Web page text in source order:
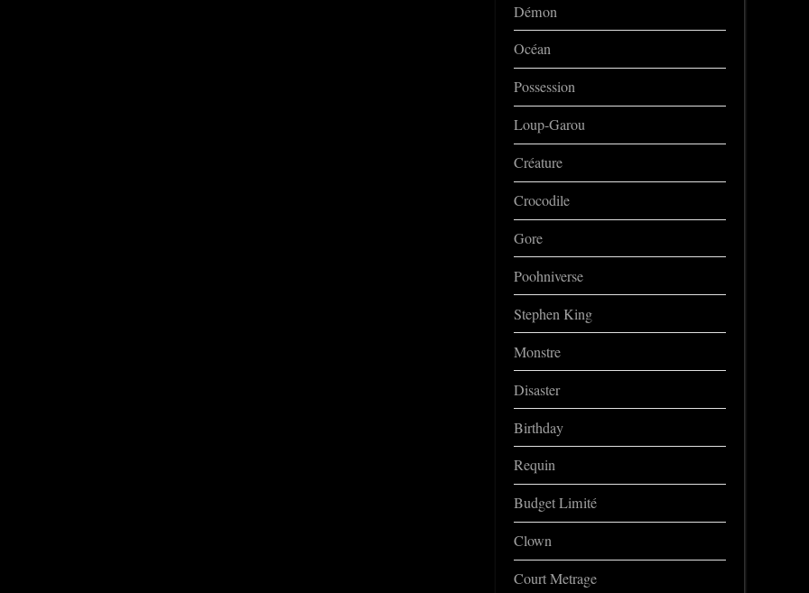
Démon
Océan
Possession
Loup-Garou
Créature
Crocodile
Gore
Poohniverse
Stephen King
Monstre
Disaster
Birthday
Requin
Budget Limité
Clown
Court Metrage